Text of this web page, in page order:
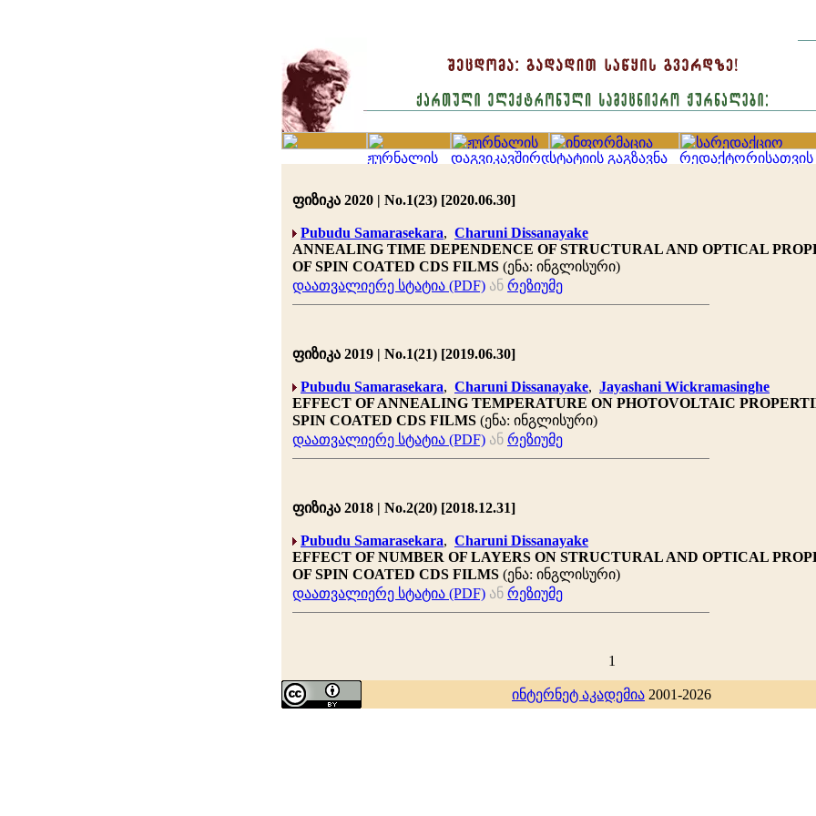
ფიზიკა 2020 | No.1(23) [2020.06.30]
Pubudu Samarasekara, Charuni Dissanayake
ANNEALING TIME DEPENDENCE OF STRUCTURAL AND OPTICAL
OF SPIN COATED CDS FILMS (ენა: ინგლისური)
დაათვალიერე სტატია (PDF) ან რეზიუმე
ფიზიკა 2019 | No.1(21) [2019.06.30]
Pubudu Samarasekara, Charuni Dissanayake, Jayashani Wickramasinghe
EFFECT OF ANNEALING TEMPERATURE ON PHOTOVOLTAIC
SPIN COATED CDS FILMS (ენა: ინგლისური)
დაათვალიერე სტატია (PDF) ან რეზიუმე
ფიზიკა 2018 | No.2(20) [2018.12.31]
Pubudu Samarasekara, Charuni Dissanayake
EFFECT OF NUMBER OF LAYERS ON STRUCTURAL AND OPTICAL
OF SPIN COATED CDS FILMS (ენა: ინგლისური)
დაათვალიერე სტატია (PDF) ან რეზიუმე
1
ინტერნეტ აკადემია 2001-2026